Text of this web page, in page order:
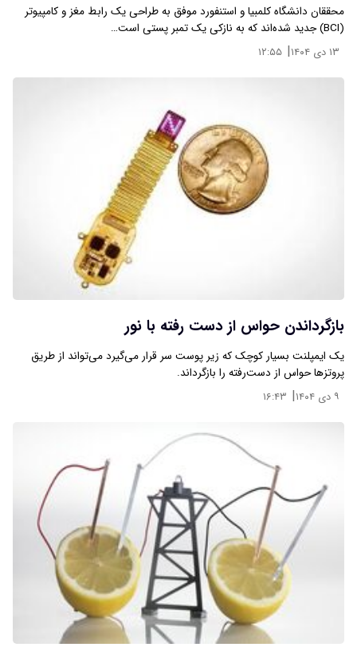
محققان دانشگاه کلمبیا و استنفورد موفق به طراحی یک رابط مغز و کامپیوتر
(BCI) جدید شده‌اند که به نازکی یک تمبر پستی است…
۱۳ دی ۱۴۰۴ | ۱۲:۵۵
بازگرداندن حواس از دست رفته با نور
یک ایمپلنت بسیار کوچک که زیر پوست سر قرار می‌گیرد می‌تواند از طریق
پروتزها حواس از دست‌رفته را بازگرداند.
۹ دی ۱۴۰۴ | ۱۶:۴۳